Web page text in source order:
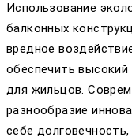
Использование
балконных
вредное
обеспечить
для жильцов.
разнообразие
себе